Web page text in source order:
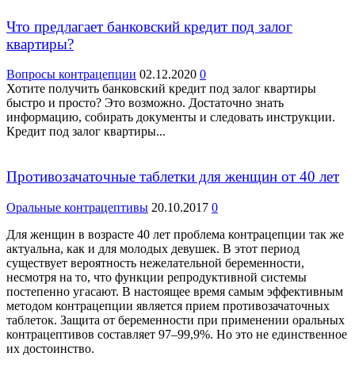
Что предлагает банковский кредит под залог
квартиры?
Вопросы контрацепции 02.12.2020 0
Хотите получить банковский кредит под залог квартиры
быстро и просто? Это возможно. Достаточно знать
информацию, собирать документы и следовать инструкции.
Кредит под залог квартиры...
Противозачаточные таблетки для женщин от 40 лет
Оральные контрацептивы 20.10.2017 0
Для женщин в возрасте 40 лет проблема контрацепции так же
актуальна, как и для молодых девушек. В этот период
существует вероятность нежелательной беременности,
несмотря на то, что функции репродуктивной системы
постепенно угасают. В настоящее время самым эффективным
методом контрацепции является прием противозачаточных
таблеток. Защита от беременности при применении оральных
контрацептивов составляет 97–99,9%. Но это не единственное
их достоинство.